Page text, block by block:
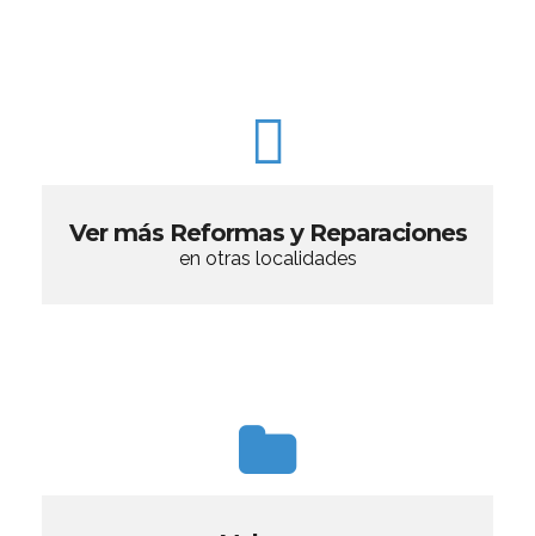
Ver más Reformas y Reparaciones
en otras localidades